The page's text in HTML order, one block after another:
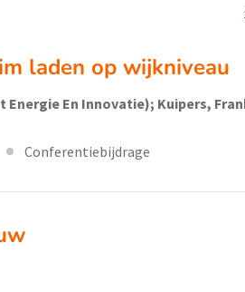
laden op wijkniveau
En Innovatie); Kuipers,
Conferentiebijdrage